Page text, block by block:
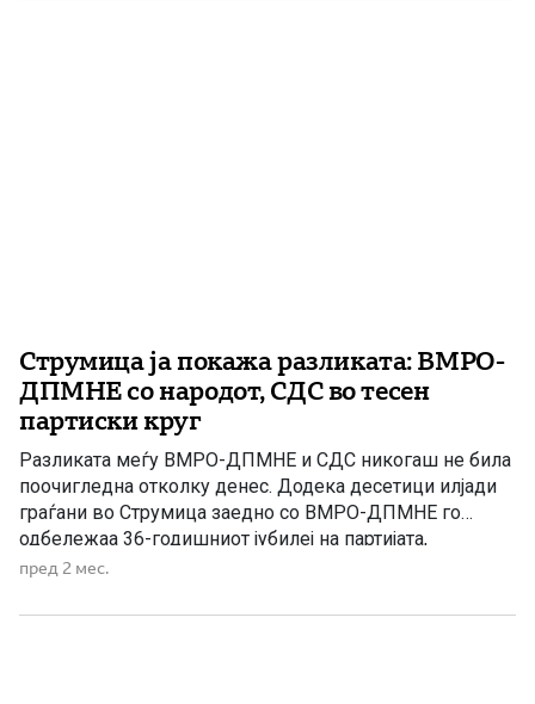
Струмица ја покажа разликата: ВМРО-
ДПМНЕ со народот, СДС во тесен
партиски круг
Разликата меѓу ВМРО-ДПМНЕ и СДС никогаш не била
поочигледна отколку денес. Додека десетици илјади
граѓани во Струмица заедно со ВМРО-ДПМНЕ го
одбележаа 36-годишниот јубилеј на партијата,
испраќајќи порака на единство, надеж и верба во
далеку од народот, зад затворените порти на Бихаќка.
пред 2 мес.